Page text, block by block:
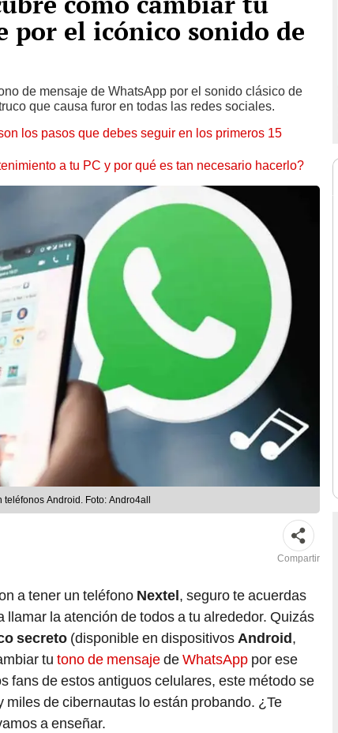
por el icónico sonido de
de mensaje de WhatsApp por el sonido clásico de
que causa furor en todas las redes sociales.
los pasos que debes seguir en los primeros 15
a tu PC y por qué es tan necesario hacerlo?
Android. Foto: Andro4all
Compartir
a tener un teléfono Nextel, seguro te acuerdas
la atención de todos a tu alrededor. Quizás
secreto (disponible en dispositivosAndroid,
tu tono de mensajedeWhatsApp por ese
fans de estos antiguos celulares, este método se
miles de cibernautas lo están probando. ¿Te
a enseñar.